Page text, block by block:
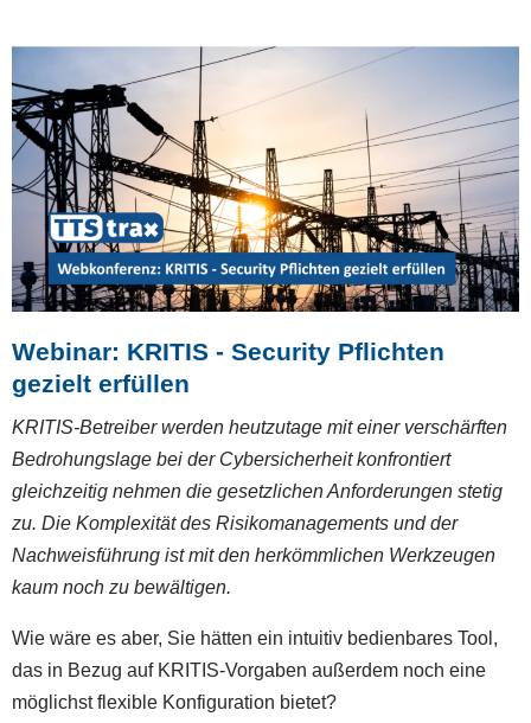
Webinar: KRITIS - Security Pflichten
gezielt erfüllen
KRITIS-Betreiber werden heutzutage mit einer verschärften
Bedrohungslage bei der Cybersicherheit konfrontiert
gleichzeitig nehmen die gesetzlichen Anforderungen stetig
zu. Die Komplexität des Risikomanagements und der
Nachweisführung ist mit den herkömmlichen Werkzeugen
kaum noch zu bewältigen.
Wie wäre es aber, Sie hätten ein intuitiv bedienbares Tool,
das in Bezug auf KRITIS-Vorgaben außerdem noch eine
möglichst flexible Konfiguration bietet?